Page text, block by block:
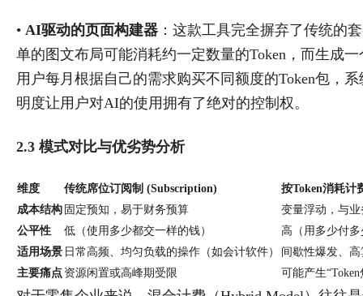
• AI驱动的页面构建器 ：这款工具完全摒弃了传统的
单的图文布局可能消耗约一定数量的Token，而生成
用户每月根据自己的需求购买不同额度的Token包，
明度让用户对AI的使用拥有了绝对的控制权。
2.3 模式对比与优劣势分析
维度 传统席位订阅制 (Subscription)
按Token消耗计
成本结构 固定预知，易于财务预算
变量浮动，与
公平性
低（使用多少都交一样的钱）
高（用多少付多
适用场景 日常高频、均匀负载的操作（如会计软件）
间歇性爆发、
主要痛点 资源闲置或高峰期受限 可能产生